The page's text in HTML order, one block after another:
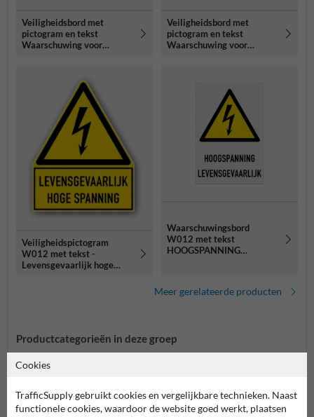
Veiligheidsbord met
pictogram en tekst
Waarschuwing voor
Veiligheidsbord met
pictogram en tekst
Waarschuwing voor
Veiligheidspictogram
W012 met tekst -
Levensgevaarlijk hoge
Waarschuwingsbord
W012 met tekst
HOOGSPANNING
Meer gerelateerde producten
Productcategorieën in deze groep
Cookies
TrafficSupply gebruikt cookies en vergelijkbare technieken. Naast
functionele cookies, waardoor de website goed werkt, plaatsen